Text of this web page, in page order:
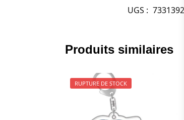
UGS :
Produits similaires
RUPTURE DE STOCK